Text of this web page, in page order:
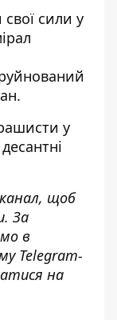
свої сили у
у
, щоб
За
в
Telegram-
на